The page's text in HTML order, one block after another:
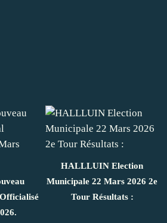
HALLLUIN Election
Municipale 22 Mars 2026 2e
Tour Résultats :